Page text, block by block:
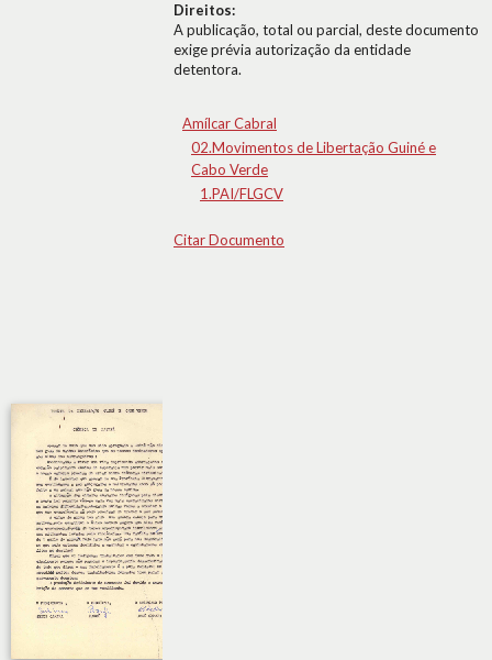
Direitos:
A publicação, total ou parcial, deste documento
exige prévia autorização da entidade
detentora.
Amílcar Cabral
02.Movimentos de Libertação Guiné e
Cabo Verde
1.PAI/FLGCV
Citar Documento